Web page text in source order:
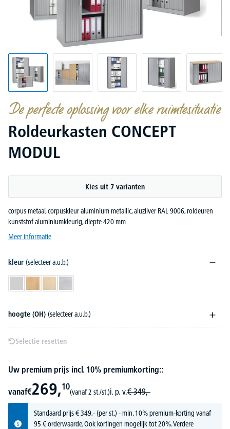
De perfecte oplossing voor elke ruimtesituatie
Roldeurkasten CONCEPT
MODUL
Kies uit 7 varianten
corpus metaal, corpuskleur aluminium metallic, aluzilver RAL 9006, roldeuren
kunststof aluminiumkleurig, diepte 420 mm
Meer informatie
kleur (selecteer a.u.b.)
hoogte (OH) (selecteer a.u.b.)
Selectie resetten
Uw premium prijs incl. 10% premiumkorting::
vanaf€269,10
(vanaf 2 st./st.)i. p. v.€ 349,-
Standaard prijs€349,-(per st.) - min. 10% premium-korting vanaf
95 € orderwaarde. Ook kortingen mogelijk tot 20%.Verdere